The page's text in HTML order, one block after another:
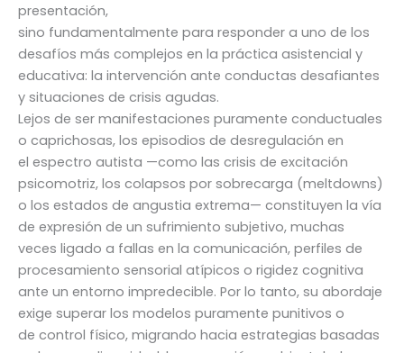
presentación,
sino fundamentalmente para responder a uno de los
desafíos más complejos en la práctica asistencial y
educativa: la intervención ante conductas desafiantes
y situaciones de crisis agudas.
Lejos de ser manifestaciones puramente conductuales
o caprichosas, los episodios de desregulación en
el espectro autista —como las crisis de excitación
psicomotriz, los colapsos por sobrecarga (meltdowns)
o los estados de angustia extrema— constituyen la vía
de expresión de un sufrimiento subjetivo, muchas
veces ligado a fallas en la comunicación, perfiles de
procesamiento sensorial atípicos o rigidez cognitiva
ante un entorno impredecible. Por lo tanto, su abordaje
exige superar los modelos puramente punitivos o
de control físico, migrando hacia estrategias basadas